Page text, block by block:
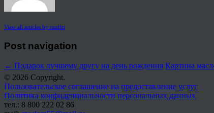
View all articles by rauffri
Post navigation
← Подарок лучшему другу на день рождения Картина
© 2026 Copyright.
Пользовательское соглашение на предоставление услуг
Политика конфиденциальности персональных данных
тел.: 8 800 222 02 86